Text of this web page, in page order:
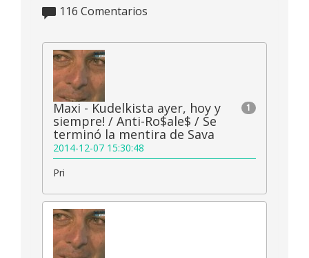
116 Comentarios
1
Maxi - Kudelkista ayer, hoy y
siempre! / Anti-Ro$ale$ / Se
terminó la mentira de Sava
2014-12-07 15:30:48
Pri